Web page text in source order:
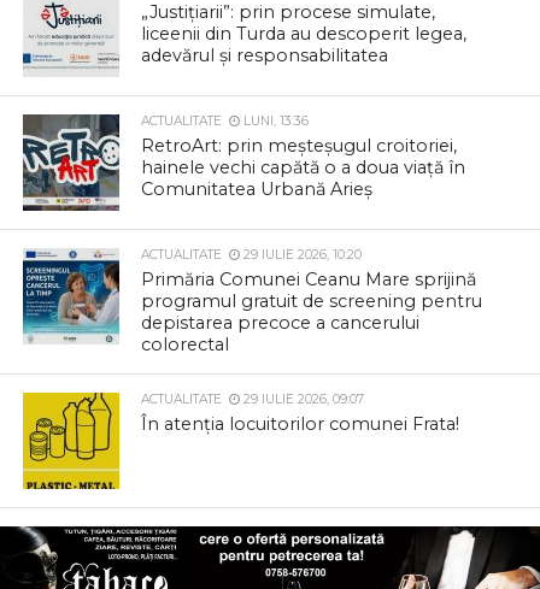
„Justițiarii”: prin procese simulate,
liceenii din Turda au descoperit legea,
adevărul și responsabilitatea
ACTUALITATE LUNI, 13:36
RetroArt: prin meșteșugul croitoriei,
hainele vechi capătă o a doua viață în
Comunitatea Urbană Arieș
ACTUALITATE 29 IULIE 2026, 10:20
Primăria Comunei Ceanu Mare sprijină
programul gratuit de screening pentru
depistarea precoce a cancerului
colorectal
ACTUALITATE 29 IULIE 2026, 09:07
În atenția locuitorilor comunei Frata!